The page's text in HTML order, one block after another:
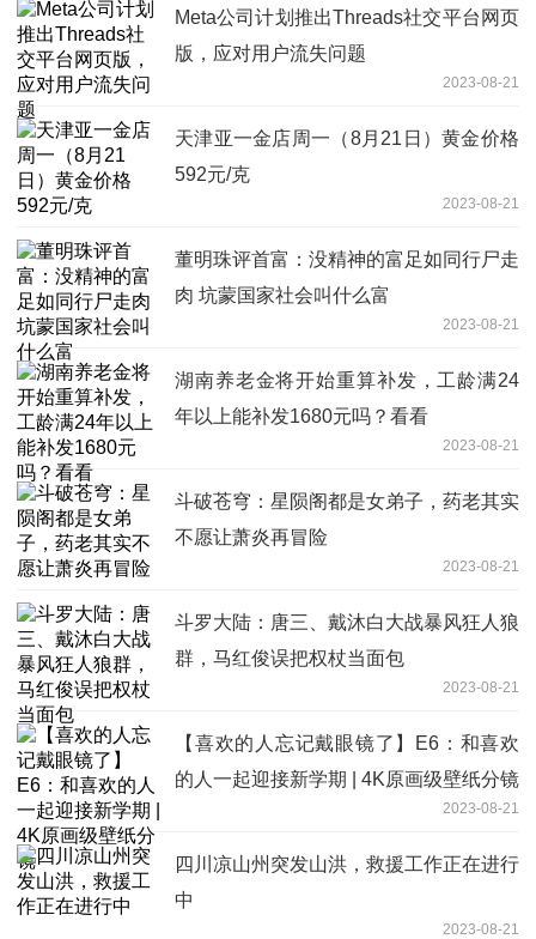
Meta公司计划推出Threads社交平台网页
版，应对用户流失问题
2023-08-21
天津亚一金店周一（8月21日）黄金价格
592元/克
2023-08-21
董明珠评首富：没精神的富足如同行尸走
肉 坑蒙国家社会叫什么富
2023-08-21
湖南养老金将开始重算补发，工龄满24
年以上能补发1680元吗？看看
2023-08-21
斗破苍穹：星陨阁都是女弟子，药老其实
不愿让萧炎再冒险
2023-08-21
斗罗大陆：唐三、戴沐白大战暴风狂人狼
群，马红俊误把权杖当面包
2023-08-21
【喜欢的人忘记戴眼镜了】E6：和喜欢
的人一起迎接新学期 | 4K原画级壁纸分镜
2023-08-21
四川凉山州突发山洪，救援工作正在进行
中
2023-08-21